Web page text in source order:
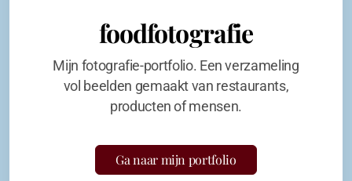
foodfotografie
Mijn fotografie-portfolio. Een verzameling
vol beelden gemaakt van restaurants,
producten of mensen.
Ga naar mijn portfolio